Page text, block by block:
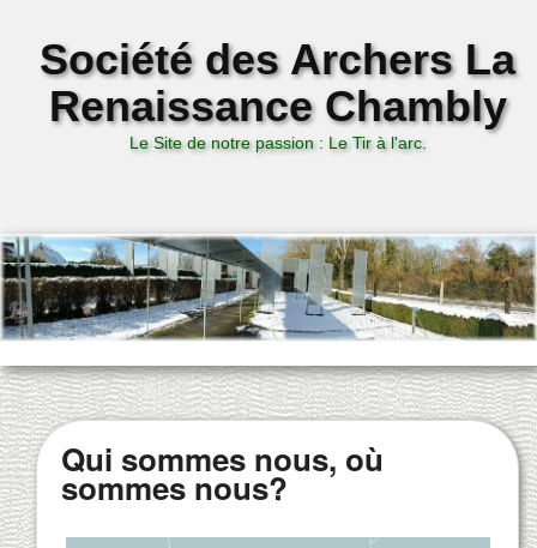
Société des Archers La
Renaissance Chambly
Le Site de notre passion : Le Tir à l'arc.
Qui sommes nous, où
sommes nous?